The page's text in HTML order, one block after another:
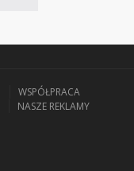
WSPÓŁPRACA
NASZE REKLAMY